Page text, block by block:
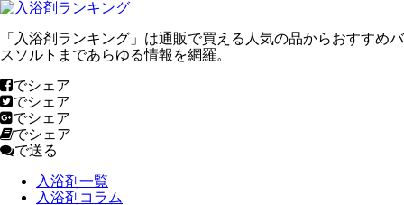
「入浴剤ランキング」は通販で買える人気の品からおすすめバ
スソルトまであらゆる情報を網羅。
でシェア
でシェア
でシェア
でシェア
で送る
入浴剤一覧
入浴剤コラム